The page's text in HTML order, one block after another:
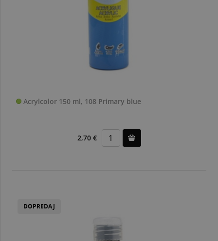
Acrylcolor 150 ml, 108 Primary blue
2,70 €
DOPREDAJ